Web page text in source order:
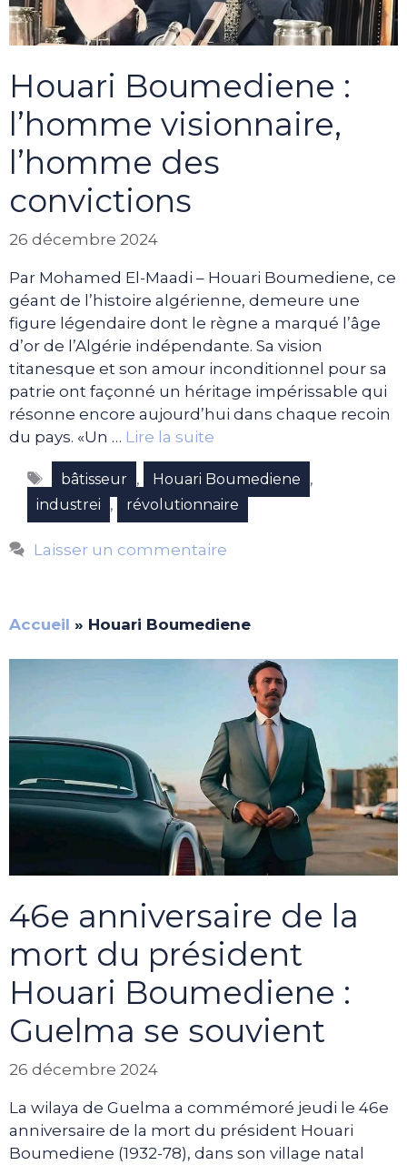
Houari Boumediene :
l’homme visionnaire,
l’homme des
convictions
26 décembre 2024
Par Mohamed El-Maadi – Houari Boumediene, ce
géant de l’histoire algérienne, demeure une
figure légendaire dont le règne a marqué l’âge
d’or de l’Algérie indépendante. Sa vision
titanesque et son amour inconditionnel pour sa
patrie ont façonné un héritage impérissable qui
résonne encore aujourd’hui dans chaque recoin
du pays. «Un … Lire la suite
Étiquettes
bâtisseur , Houari Boumediene ,
industrei , révolutionnaire
Laisser un commentaire
Accueil » Houari Boumediene
46e anniversaire de la
mort du président
Houari Boumediene :
Guelma se souvient
26 décembre 2024
La wilaya de Guelma a commémoré jeudi le 46e
anniversaire de la mort du président Houari
Boumediene (1932-78), dans son village natal